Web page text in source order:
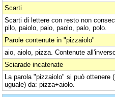
Scarti
Scarti di lettere con resto non
pilo, paiolo, paio, paolo, palo, polo.
Parole contenute in "pizzaiolo"
aio, aiolo, pizza. Contenute
Sciarade incatenate
La parola "pizzaiolo" si può ottenere
uguale) da: pizza+aiolo.